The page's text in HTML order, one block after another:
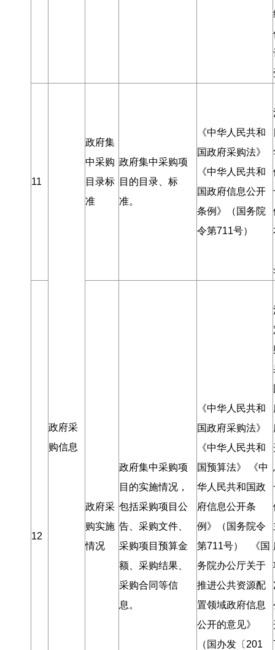
11
政府采
购信息
政府集
中采购
目录标
准
政府集中采购项
目的目录、标
准。
《中华人民共和
国政府采购法》
《中华人民共和
国政府信息公开
条例》（国务院
令第711号）
12
政府采
购实施
情况
政府集中采购项
目的实施情况 ，
包括采购项目公
告、采购文件、
采购项目预算金
额、采购结果、
采购合同等信
息 。
《中华人民共和
国政府采购法》
《中华人民共和
国预算法》 《中
华人民共和国政
府信息公开条
例》（国务院令
第711号） 《国
务院办公厅关于
推进公共资源配
置领域政府信息
公开的意见》
（国办发〔201